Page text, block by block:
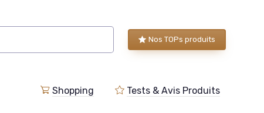
Nos TOPs produits
Shopping Tests & Avis Produits